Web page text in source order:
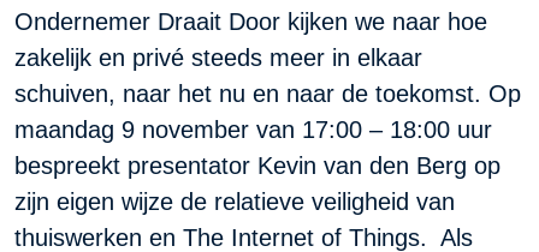
Ondernemer Draait Door kijken we naar hoe
zakelijk en privé steeds meer in elkaar
schuiven, naar het nu en naar de toekomst. Op
maandag 9 november van 17:00 – 18:00 uur
bespreekt presentator Kevin van den Berg op
zijn eigen wijze de relatieve veiligheid van
thuiswerken en The Internet of Things. Als